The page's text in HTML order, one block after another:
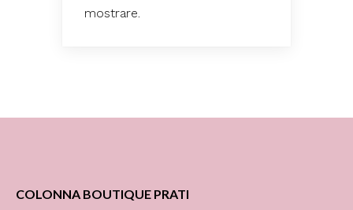
mostrare.
COLONNA BOUTIQUE PRATI